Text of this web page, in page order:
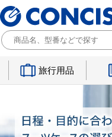
旅行用品